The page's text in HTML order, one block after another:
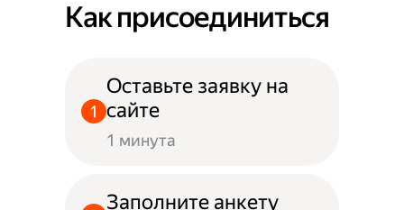
Как присоединиться
Оставьте заявку на
сайте
1 минута
Заполните анкету